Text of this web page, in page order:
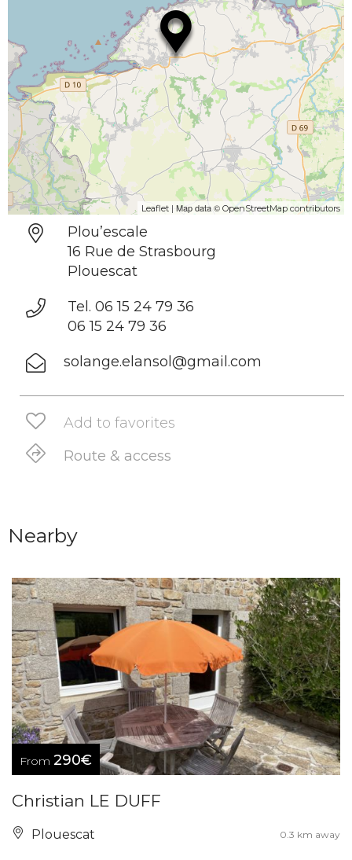
Leaflet | Map data © OpenStreetMap contributors
Plou’escale
16 Rue de Strasbourg
Plouescat
Tel. 06 15 24 79 36
06 15 24 79 36
solange.elansol@gmail.com
Add to favorites
Route & access
Nearby
From 290€
Christian LE DUFF
Plouescat 0.3 km away